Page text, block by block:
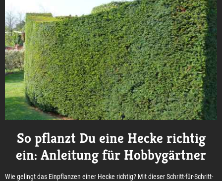
So pflanzt Du eine Hecke richtig
ein: Anleitung für Hobbygärtner
Wie gelingt das Einpflanzen einer Hecke richtig? Mit dieser Schritt-für-Schritt-